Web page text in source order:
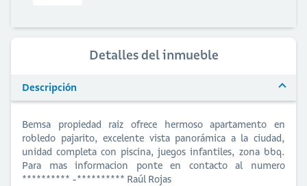
Detalles del inmueble
Descripción
Bemsa propiedad raiz ofrece hermoso apartamento en
robledo pajarito, excelente vista panorámica a la ciudad,
unidad completa con piscina, juegos infantiles, zona bbq.
Para mas informacion ponte en contacto al numero
********** -********** Raúl Rojas